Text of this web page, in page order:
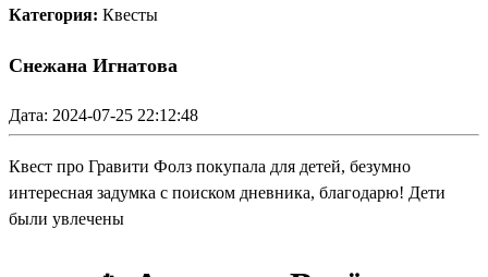
Категория: Квесты
Снежана Игнатова
Дата: 2024-07-25 22:12:48
Квест про Гравити Фолз покупала для детей, безумно
интересная задумка с поиском дневника, благодарю! Дети
были увлечены